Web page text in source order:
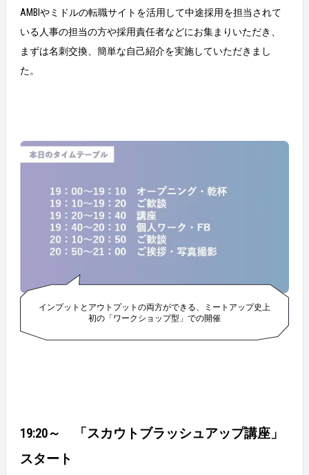
AMBIやミドルの転職サイトを活用して中途採用を担当されて
いる人事の担当の方や採用責任者などにお集まりいただき、
まずは名刺交換、簡単な自己紹介を実施していただきまし
た。
インプットとアウトプットの両方ができる、ミートアップ史上
初の「ワークショップ型」での開催
19:20～ 「スカウトブラッシュアップ講座」
スタート